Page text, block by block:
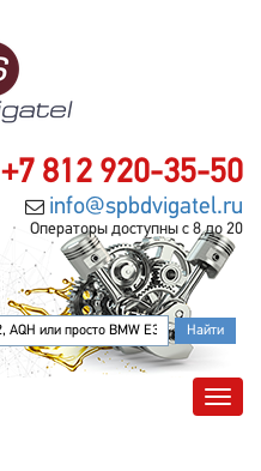
+7 812 920-35-50
info@spbdvigatel.ru
Операторы доступны с 8 до 20